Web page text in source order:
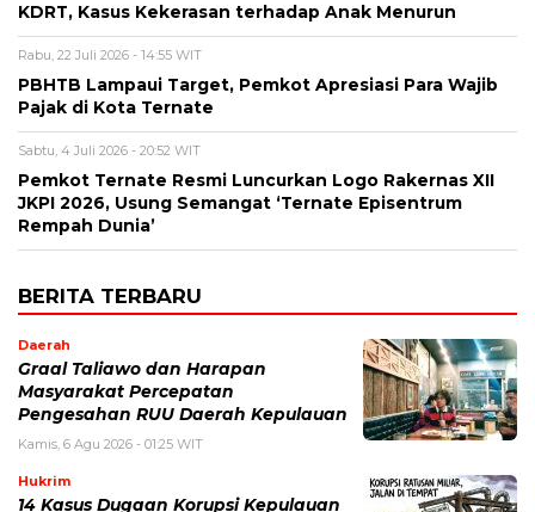
KDRT, Kasus Kekerasan terhadap Anak Menurun
Rabu, 22 Juli 2026 - 14:55 WIT
PBHTB Lampaui Target, Pemkot Apresiasi Para Wajib
Pajak di Kota Ternate
Sabtu, 4 Juli 2026 - 20:52 WIT
Pemkot Ternate Resmi Luncurkan Logo Rakernas XII
JKPI 2026, Usung Semangat ‘Ternate Episentrum
Rempah Dunia’
BERITA TERBARU
Daerah
Graal Taliawo dan Harapan
Masyarakat Percepatan
Pengesahan RUU Daerah Kepulauan
Kamis, 6 Agu 2026 - 01:25 WIT
Hukrim
14 Kasus Dugaan Korupsi Kepulauan